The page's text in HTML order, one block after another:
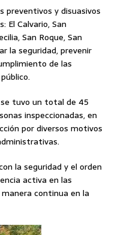
preventivos y disuasivos
El Calvario, San
San Roque, San
la seguridad, prevenir
de las
tuvo un total de 45
inspeccionadas, en
por diversos motivos
la seguridad y el orden
activa en las
continua en la